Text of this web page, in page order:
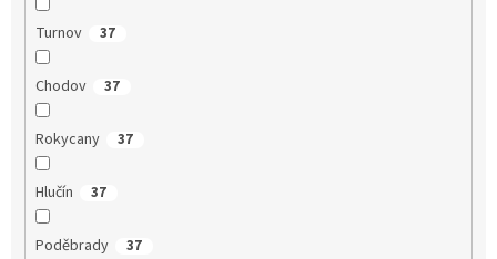
Turnov 37
Chodov 37
Rokycany 37
Hlučín 37
Poděbrady 37